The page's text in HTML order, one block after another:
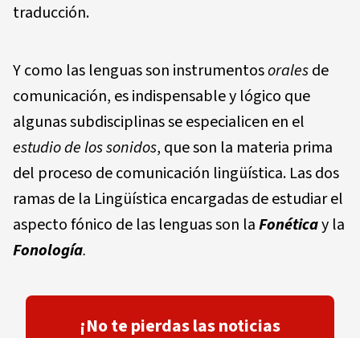
traducción.
Y como las lenguas son instrumentosoralesde
comunicación, es indispensable y lógico que
algunas subdisciplinas se especialicen en el
estudiode los sonidos, que son la materia prima
del proceso de comunicación lingüística. Las dos
ramas de la Lingüística encargadas de estudiar el
aspecto fónico de las lenguas son laFonéticay la
Fonología.
¡No te pierdas las noticias